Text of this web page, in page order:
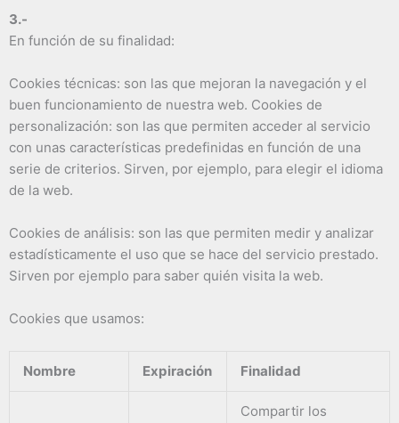
3.-
En función de su finalidad:
Cookies técnicas: son las que mejoran la navegación y el
buen funcionamiento de nuestra web. Cookies de
personalización: son las que permiten acceder al servicio
con unas características predefinidas en función de una
serie de criterios. Sirven, por ejemplo, para elegir el idioma
de la web.
Cookies de análisis: son las que permiten medir y analizar
estadísticamente el uso que se hace del servicio prestado.
Sirven por ejemplo para saber quién visita la web.
Cookies que usamos:
Nombre Expiración Finalidad
Compartir los